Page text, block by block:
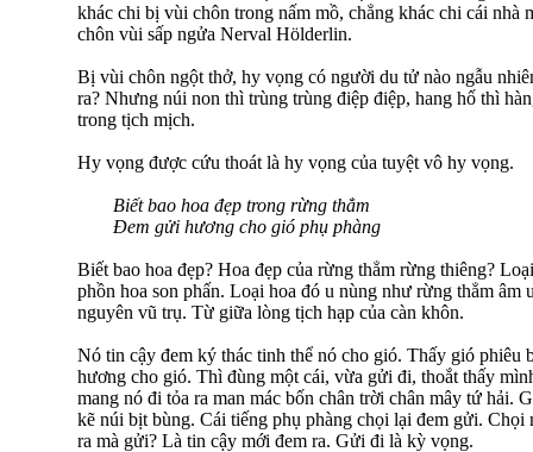
khác chi bị vùi chôn trong nấm mồ, chẳng khác chi cái nhà
chôn vùi sấp ngửa Nerval Hölderlin.
Bị vùi chôn ngột thở, hy vọng có người du tử nào ngẫu
ra? Nhưng núi non thì trùng trùng điệp điệp, hang hố thì
trong tịch mịch.
Hy vọng được cứu thoát là hy vọng của tuyệt vô hy vọng.
Biết bao hoa đẹp trong rừng thẳm
Đem gửi hương cho gió phụ phàng
Biết bao hoa đẹp? Hoa đẹp của rừng thẳm rừng thiêng?
phồn hoa son phấn. Loại hoa đó u nùng như rừng thẳm âm
nguyên vũ trụ. Từ giữa lòng tịch hạp của càn khôn.
Nó tin cậy đem ký thác tinh thể nó cho gió. Thấy gió phiêu
hương cho gió. Thì đùng một cái, vừa gửi đi, thoắt thấy
mang nó đi tỏa ra man mác bốn chân trời chân mây tứ hải.
kẽ núi bịt bùng. Cái tiếng phụ phàng chọi lại đem gửi.
ra mà gửi? Là tin cậy mới đem ra. Gửi đi là kỳ vọng.